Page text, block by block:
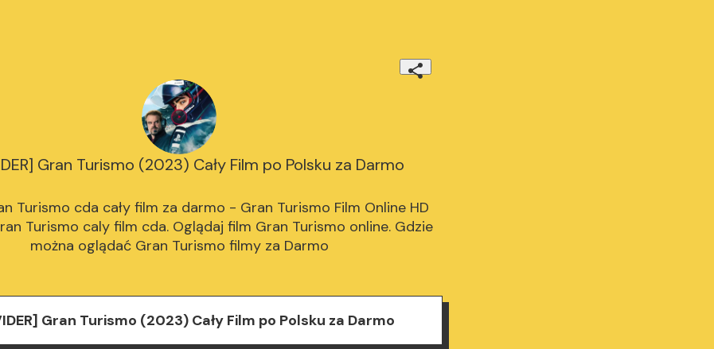
Gran Turismo (2023) Cały Film po Polsku za Darmo
Turismo cda cały film za darmo - Gran Turismo Film Online HD
Turismo caly film cda. Oglądaj film Gran Turismo online. Gdzie
można oglądać Gran Turismo filmy za Darmo
Gran Turismo (2023) Cały Film po Polsku za Darmo